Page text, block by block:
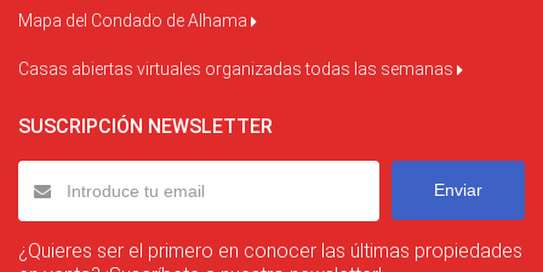
Mapa del Condado de Alhama
Casas abiertas virtuales organizadas todas las semanas
SUSCRIPCIÓN NEWSLETTER
Enviar
¿Quieres ser el primero en conocer las últimas propiedades